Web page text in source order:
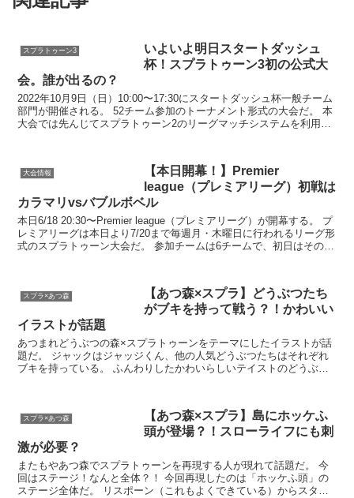
スプラトゥーン3
いよいよ明日スタートダッシュ
杯！スプラトゥーン3初の公式大
会。誰が出るの？
2022年10月9日（日）10:00〜17:30にスタートダッシュ杯一般チーム
部門が開催される。 52チーム参加のトーナメント形式の大会だ。 本
大会では先んじてスプラトゥーン2のリーグマッチシステムを利用
大会情報
【本日開幕！】Premier
league（プレミアリーグ）初戦は
カラマリvsバブルボベル
本日6/18 20:30〜Premier league（プレミアリーグ）が開幕する。 プ
レミアリーグは本日より7/20まで毎週月・木曜日に行われるリーグ形
式のスプラトゥーン大会だ。 参加チームは6チームで、初日はその
スプラ×あつ森
【あつ森×スプラ】どうぶつたち
がブキを持って戦う？！かわいい
イラストが話題
あつまれどうぶつの森×スプラトゥーンをテーマにしたイラストが話
題だ。 ジャックはジャッジくん、他の人気どうぶつたちはそれぞれ
ブキを持っている。 ふんわりしたかわいらしいテイストのどうぶつ
スプラ×あつ森
【あつ森×スプラ】島にホッケふ
頭が登場？！スローライフにも刺
激が必要？
またもやあつ森でスプラトゥーンを再現する人が現れて話題だ。 今
回はステージ！なんと全体？！ 今回再現したのは「ホッケふ頭」の
ステージ全体だ。 リスポーン（これもよくできている）からスター